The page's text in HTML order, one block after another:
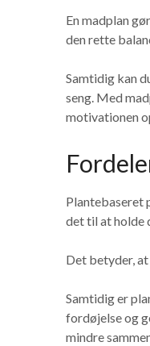
En madplan
den rette
Samtidig kan
seng. Med
motivationen
Plantebaseret
det til at holde
Det betyder,
Samtidig er
fordøjelse og
mindre